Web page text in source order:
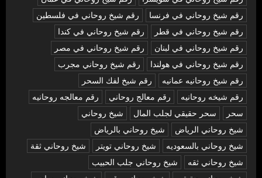
رقم شيخ روحاني في فرنسا
رقم شيخ روحاني في فلسطين
رقم شيخ روحاني في قطر
رقم شيخ روحاني في كندا
رقم شيخ روحاني في لبنان
رقم شيخ روحاني في مصر
رقم شيخ روحاني في هولندا
رقم شيخ روحاني مجرب
رقم شيخ روحانيه عمانيه
رقم شيخ لفك السحر
رقم شيخه روحانيه
رقم معالج روحاني
رقم معالجه روحانيه
سحر
سحر حقيقي لجلب المال
شيخ روحاني
شيخ روحاني الرياض
شيخ روحاني بالرياض
شيخ روحاني بالسعوديه
شيخ روحاني تويتر
شيخ روحاني ثقة
شيخ روحاني ثقه
شيخ روحاني جلب الحبيب